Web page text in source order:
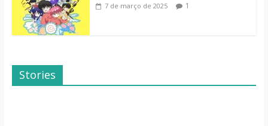
7 de março de 2025 1
Stories
Dicas de Filmes
Para o Fim de
Família Inusitada